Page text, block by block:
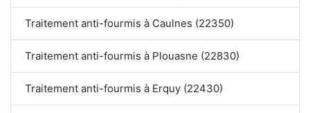
Traitement anti-fourmis à Caulnes (22350)
Traitement anti-fourmis à Plouasne (22830)
Traitement anti-fourmis à Erquy (22430)